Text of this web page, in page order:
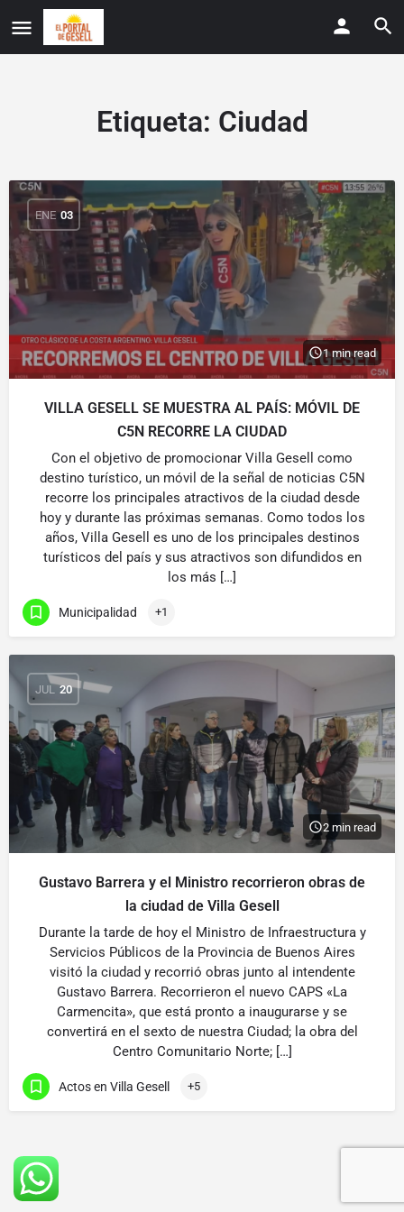
Etiqueta: Ciudad
ENE 03
1 min read
VILLA GESELL SE MUESTRA AL PAÍS: MÓVIL DE
C5N RECORRE LA CIUDAD
Con el objetivo de promocionar Villa Gesell como
destino turístico, un móvil de la señal de noticias C5N
recorre los principales atractivos de la ciudad desde
hoy y durante las próximas semanas. Como todos los
años, Villa Gesell es uno de los principales destinos
turísticos del país y sus atractivos son difundidos en
los más […]
Municipalidad +1
JUL 20
2 min read
Gustavo Barrera y el Ministro recorrieron obras de
la ciudad de Villa Gesell
Durante la tarde de hoy el Ministro de Infraestructura y
Servicios Públicos de la Provincia de Buenos Aires
visitó la ciudad y recorrió obras junto al intendente
Gustavo Barrera. Recorrieron el nuevo CAPS «La
Carmencita», que está pronto a inaugurarse y se
convertirá en el sexto de nuestra Ciudad; la obra del
Centro Comunitario Norte; […]
Actos en Villa Gesell +5